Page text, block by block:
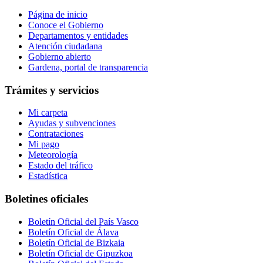
Página de inicio
Conoce el Gobierno
Departamentos y entidades
Atención ciudadana
Gobierno abierto
Gardena, portal de transparencia
Trámites y servicios
Mi carpeta
Ayudas y subvenciones
Contrataciones
Mi pago
Meteorología
Estado del tráfico
Estadística
Boletines oficiales
Boletín Oficial del País Vasco
Boletín Oficial de Álava
Boletín Oficial de Bizkaia
Boletín Oficial de Gipuzkoa